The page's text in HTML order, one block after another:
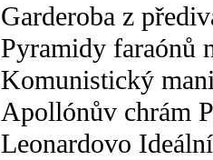
Garderoba z
Pyramidy faraónů
Komunistický
Apollónův chrám
Leonardovo